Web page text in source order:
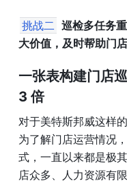
挑战二 巡检多任务
大价值，及时帮助门
一张表构建门店
3 倍
对于美特斯邦威这样
为了解门店运营情况
式，一直以来都是极
店众多、人力资源有